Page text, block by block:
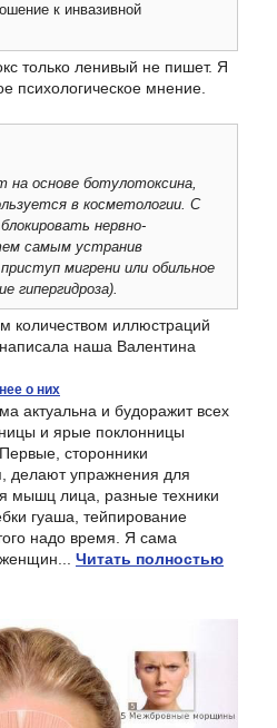
к инвазивной
только ленивый не пишет. Я
психологическое мнение.
на основе ботулотоксина,
в косметологии. С
нервно-
самым устранив
мигрени или обильное
гипергидроза).
количеством иллюстраций
наша Валентина
о них
актуальна и будоражит всех
и ярые поклонницы
сторонники
делают упражнения для
мышц лица, разные техники
гуаша, тейпирование
надо время. Я сама
Читать полностью